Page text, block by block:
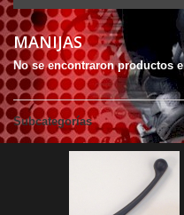
MANIJAS
No se encontraron productos
Subcategorías